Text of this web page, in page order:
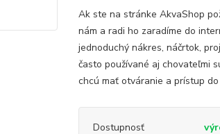
Ak ste na stránke AkvaShop
nám a radi ho zaradíme do
jednoduchý nákres, náčrtok,
často používané aj chovateľmi
chcú mať otváranie a prístup do
Dostupnosť